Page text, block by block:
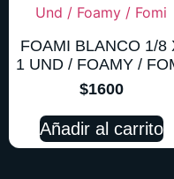
FOAMI BLANCO 1/8
1 UND / FOAMY /
$1600
Añadir al carrito